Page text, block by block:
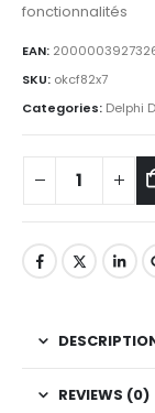
fonctionnalités
EAN:
SKU: okcf82x7
Categories: Delphi
REVIEWS (0)